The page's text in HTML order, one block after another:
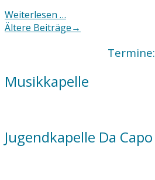
Weiterlesen …
Posts
Ältere Beiträge→
Termine:
Musikkapelle
Jugendkapelle Da Capo